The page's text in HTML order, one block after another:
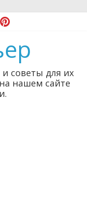
советы для их
нашем сайте